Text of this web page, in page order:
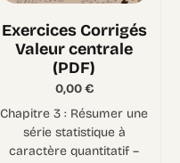
Exercices Corrigés
Valeur centrale
(PDF)
0,00€
Chapitre 3 : Résumer une
série statistique à
caractère quantitatif –